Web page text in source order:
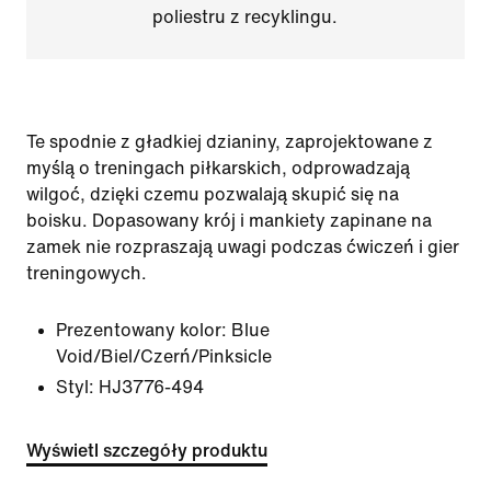
poliestru z recyklingu.
Te spodnie z gładkiej dzianiny, zaprojektowane z
myślą o treningach piłkarskich, odprowadzają
wilgoć, dzięki czemu pozwalają skupić się na
boisku. Dopasowany krój i mankiety zapinane na
zamek nie rozpraszają uwagi podczas ćwiczeń i gier
treningowych.
Prezentowany kolor: Blue
Void/Biel/Czerń/Pinksicle
Styl: HJ3776-494
Wyświetl szczegóły produktu